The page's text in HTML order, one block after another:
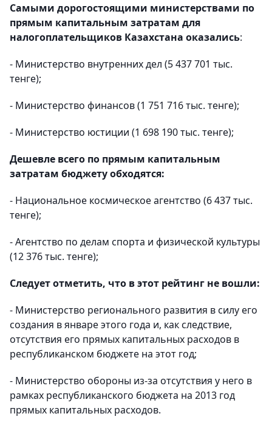
Самыми дорогостоящими министерствами по
прямым капитальным затратам для
налогоплательщиков Казахстана оказались:
- Министерство внутренних дел (5 437 701 тыс.
тенге);
- Министерство финансов (1 751 716 тыс. тенге);
- Министерство юстиции (1 698 190 тыс. тенге);
Дешевле всего по прямым капитальным
затратам бюджету обходятся:
- Национальное космическое агентство (6 437 тыс.
тенге);
- Агентство по делам спорта и физической культуры
(12 376 тыс. тенге);
Следует отметить, что в этот рейтинг не вошли:
- Министерство регионального развития в силу его
создания в январе этого года и, как следствие,
отсутствия его прямых капитальных расходов в
республиканском бюджете на этот год;
- Министерство обороны из-за отсутствия у него в
рамках республиканского бюджета на 2013 год
прямых капитальных расходов.